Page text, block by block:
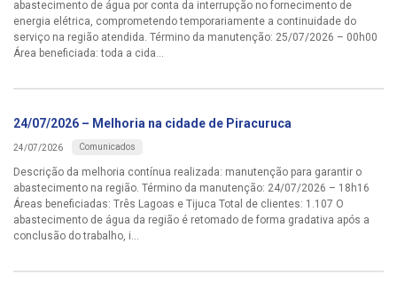
abastecimento de água por conta da interrupção no fornecimento de
energia elétrica, comprometendo temporariamente a continuidade do
serviço na região atendida. Término da manutenção: 25/07/2026 – 00h00
Área beneficiada: toda a cida...
24/07/2026 – Melhoria na cidade de Piracuruca
24/07/2026 Comunicados
Descrição da melhoria contínua realizada: manutenção para garantir o
abastecimento na região. Término da manutenção: 24/07/2026 – 18h16
Áreas beneficiadas: Três Lagoas e Tijuca Total de clientes: 1.107 O
abastecimento de água da região é retomado de forma gradativa após a
conclusão do trabalho, i...